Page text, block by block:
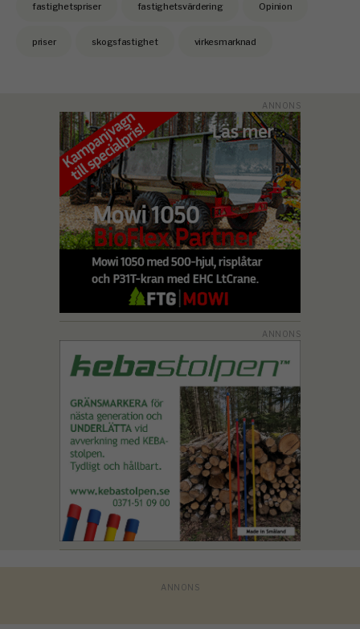
fastighetspriser fastighetsvärdering Opinion
priser skogsfastighet virkesmarknad